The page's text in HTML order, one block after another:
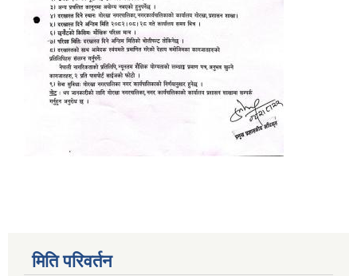
मिति परिवर्तन